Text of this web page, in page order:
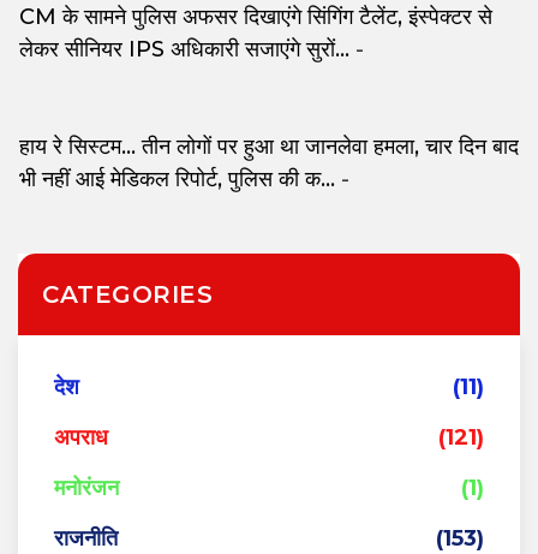
CM के सामने पुलिस अफसर दिखाएंगे सिंगिंग टैलेंट, इंस्पेक्टर से
लेकर सीनियर IPS अधिकारी सजाएंगे सुरों... -
हाय रे सिस्टम... तीन लोगों पर हुआ था जानलेवा हमला, चार दिन बाद
भी नहीं आई मेडिकल रिपोर्ट, पुलिस की क... -
CATEGORIES
देश
(11)
अपराध
(121)
मनोरंजन
(1)
राजनीति
(153)